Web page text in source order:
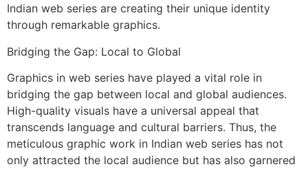
Indian web series are creating their unique identity
through remarkable graphics.
Bridging the Gap: Local to Global
Graphics in web series have played a vital role in
bridging the gap between local and global audiences.
High-quality visuals have a universal appeal that
transcends language and cultural barriers. Thus, the
meticulous graphic work in Indian web series has not
only attracted the local audience but has also garnered